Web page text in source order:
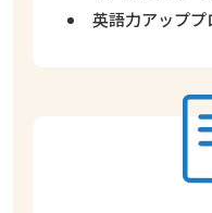
英語力アップ